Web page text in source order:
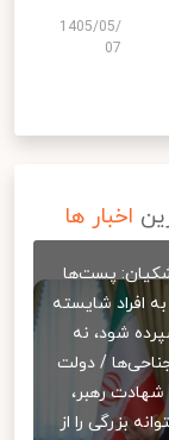
1405/05/
07
اخبار ها
پست‌ها
افراد شایسته
شود، نه
/ دولت
رهبر،
بزرگی را از